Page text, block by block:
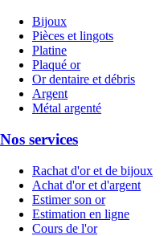
Bijoux
Pièces et lingots
Platine
Plaqué or
Or dentaire et débris
Argent
Métal argenté
Nos services
Rachat d'or et de bijoux
Achat d'or et d'argent
Estimer son or
Estimation en ligne
Cours de l'or